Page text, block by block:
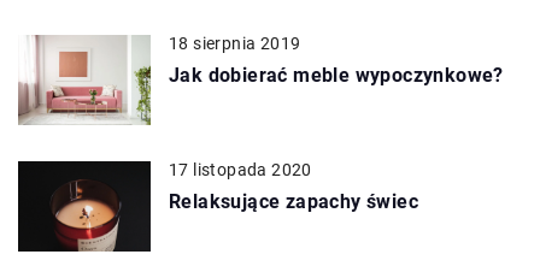
18 sierpnia 2019
Jak dobierać meble wypoczynkowe?
17 listopada 2020
Relaksujące zapachy świec